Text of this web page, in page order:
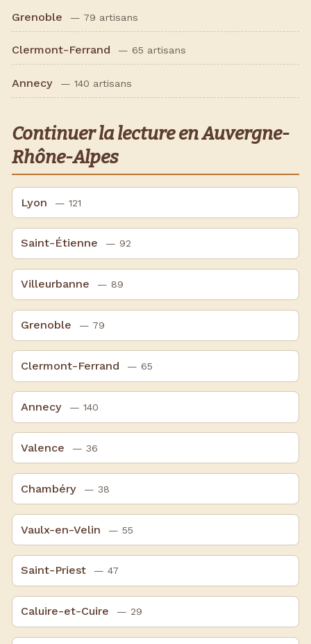
Grenoble — 79 artisans
Clermont-Ferrand — 65 artisans
Annecy — 140 artisans
Continuer la lecture en Auvergne-
Rhône-Alpes
Lyon — 121
Saint-Étienne — 92
Villeurbanne — 89
Grenoble — 79
Clermont-Ferrand — 65
Annecy — 140
Valence — 36
Chambéry — 38
Vaulx-en-Velin — 55
Saint-Priest — 47
Caluire-et-Cuire — 29